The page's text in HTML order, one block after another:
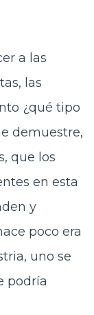
a las
las
¿qué tipo
demuestre,
que los
en esta
y
poco era
uno se
podría